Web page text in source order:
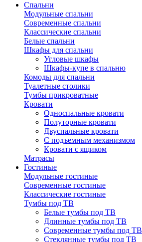
Спальни
Модульные спальни
Современные спальни
Классические спальни
Белые спальни
Шкафы для спальни
Угловые шкафы
Шкафы-купе в спальню
Комоды для спальни
Туалетные столики
Тумбы прикроватные
Кровати
Односпальные кровати
Полуторные кровати
Двуспальные кровати
С подъемным механизмом
Кровати с ящиком
Матрасы
Гостиные
Модульные гостиные
Современные гостиные
Классические гостиные
Тумбы под ТВ
Белые тумбы под ТВ
Длинные тумбы под ТВ
Современные тумбы под ТВ
Стеклянные тумбы под ТВ